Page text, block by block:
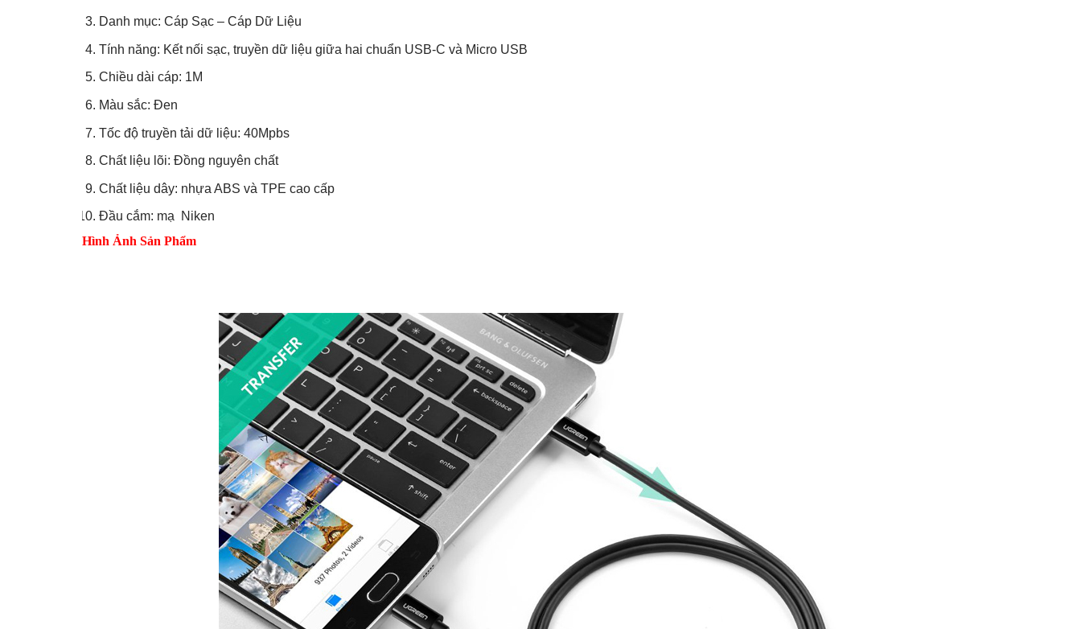
Danh mục: Cáp Sạc – Cáp Dữ Liệu
Tính năng: Kết nối sạc, truyền dữ liệu giữa hai chuẩn USB-C và Micro USB
Chiều dài cáp: 1M
Màu sắc: Đen
Tốc độ truyền tải dữ liệu: 40Mpbs
Chất liệu lõi: Đồng nguyên chất
Chất liệu dây: nhựa ABS và TPE cao cấp
Đầu cắm: mạ Niken
Hình Ảnh Sản Phẩm